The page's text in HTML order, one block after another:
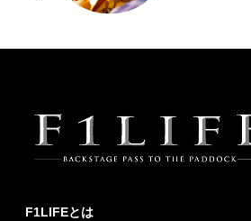
F1LIFEとは